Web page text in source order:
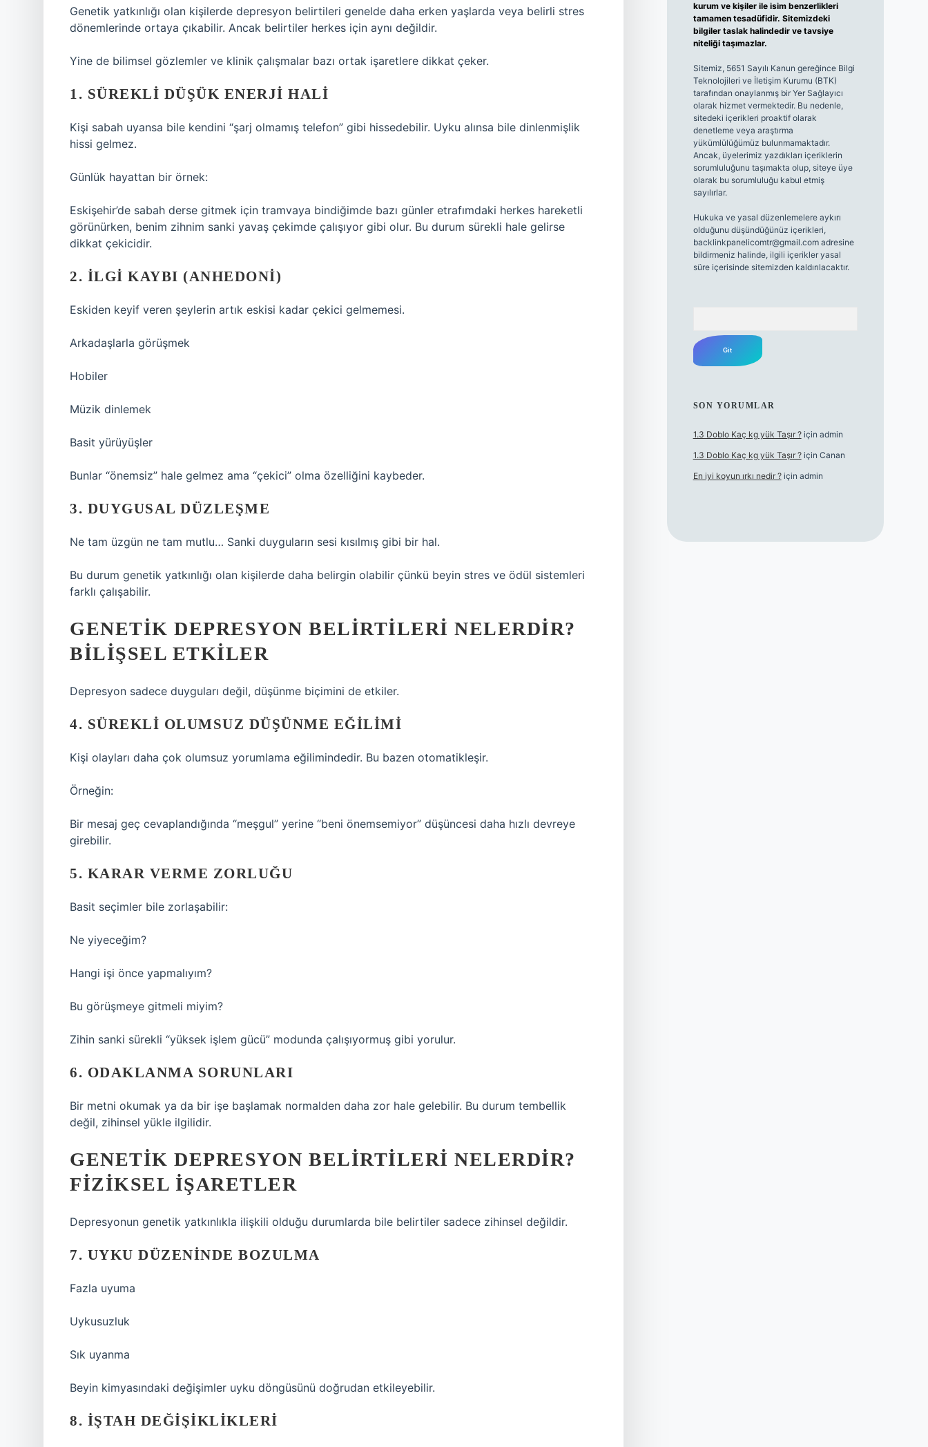
Genetik yatkınlığı olan kişilerde depresyon belirtileri genelde daha erken yaşlarda veya belirli stres
dönemlerinde ortaya çıkabilir. Ancak belirtiler herkes için aynı değildir.
Yine de bilimsel gözlemler ve klinik çalışmalar bazı ortak işaretlere dikkat çeker.
1. SÜREKLI DÜŞÜK ENERJI HALI
Kişi sabah uyansa bile kendini “şarj olmamış telefon” gibi hissedebilir. Uyku alınsa bile dinlenmişlik
hissi gelmez.
Günlük hayattan bir örnek:
Eskişehir’de sabah derse gitmek için tramvaya bindiğimde bazı günler etrafımdaki herkes hareketli
görünürken, benim zihnim sanki yavaş çekimde çalışıyor gibi olur. Bu durum sürekli hale gelirse
dikkat çekicidir.
2. İLGI KAYBI (ANHEDONI)
Eskiden keyif veren şeylerin artık eskisi kadar çekici gelmemesi.
Arkadaşlarla görüşmek
Hobiler
Müzik dinlemek
Basit yürüyüşler
Bunlar “önemsiz” hale gelmez ama “çekici” olma özelliğini kaybeder.
3. DUYGUSAL DÜZLEŞME
Ne tam üzgün ne tam mutlu… Sanki duyguların sesi kısılmış gibi bir hal.
Bu durum genetik yatkınlığı olan kişilerde daha belirgin olabilir çünkü beyin stres ve ödül sistemleri
farklı çalışabilir.
GENETIK DEPRESYON BELIRTILERI NELERDIR?
BILIŞSEL ETKILER
Depresyon sadece duyguları değil, düşünme biçimini de etkiler.
4. SÜREKLI OLUMSUZ DÜŞÜNME EĞILIMI
Kişi olayları daha çok olumsuz yorumlama eğilimindedir. Bu bazen otomatikleşir.
Örneğin:
Bir mesaj geç cevaplandığında “meşgul” yerine “beni önemsemiyor” düşüncesi daha hızlı devreye
girebilir.
5. KARAR VERME ZORLUĞU
Basit seçimler bile zorlaşabilir:
Ne yiyeceğim?
Hangi işi önce yapmalıyım?
Bu görüşmeye gitmeli miyim?
Zihin sanki sürekli “yüksek işlem gücü” modunda çalışıyormuş gibi yorulur.
6. ODAKLANMA SORUNLARI
Bir metni okumak ya da bir işe başlamak normalden daha zor hale gelebilir. Bu durum tembellik
değil, zihinsel yükle ilgilidir.
GENETIK DEPRESYON BELIRTILERI NELERDIR?
FIZIKSEL IŞARETLER
Depresyonun genetik yatkınlıkla ilişkili olduğu durumlarda bile belirtiler sadece zihinsel değildir.
7. UYKU DÜZENINDE BOZULMA
Fazla uyuma
Uykusuzluk
Sık uyanma
Beyin kimyasındaki değişimler uyku döngüsünü doğrudan etkileyebilir.
8. İŞTAH DEĞIŞIKLIKLERI
kurum ve kişiler ile isim benzerlikleri
tamamen tesadüfidir. Sitemizdeki
bilgiler taslak halindedir ve tavsiye
niteliği taşımazlar.
Sitemiz, 5651 Sayılı Kanun gereğince Bilgi
Teknolojileri ve İletişim Kurumu (BTK)
tarafından onaylanmış bir Yer Sağlayıcı
olarak hizmet vermektedir. Bu nedenle,
sitedeki içerikleri proaktif olarak
denetleme veya araştırma
yükümlülüğümüz bulunmamaktadır.
Ancak, üyelerimiz yazdıkları içeriklerin
sorumluluğunu taşımakta olup, siteye üye
olarak bu sorumluluğu kabul etmiş
sayılırlar.
Hukuka ve yasal düzenlemelere aykırı
olduğunu düşündüğünüz içerikleri,
backlinkpanelicomtr@gmail.comadresine
bildirmeniz halinde, ilgili içerikler yasal
süre içerisinde sitemizden kaldırılacaktır.
SON YORUMLAR
1.3 Doblo Kaç kg yük Taşır ?için admin
1.3 Doblo Kaç kg yük Taşır ?için Canan
En iyi koyun ırkı nedir ?için admin